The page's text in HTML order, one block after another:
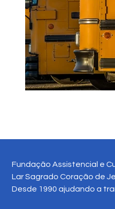
Fundação Assistencial e
Lar Sagrado Coração de
Desde 1990 ajudando a